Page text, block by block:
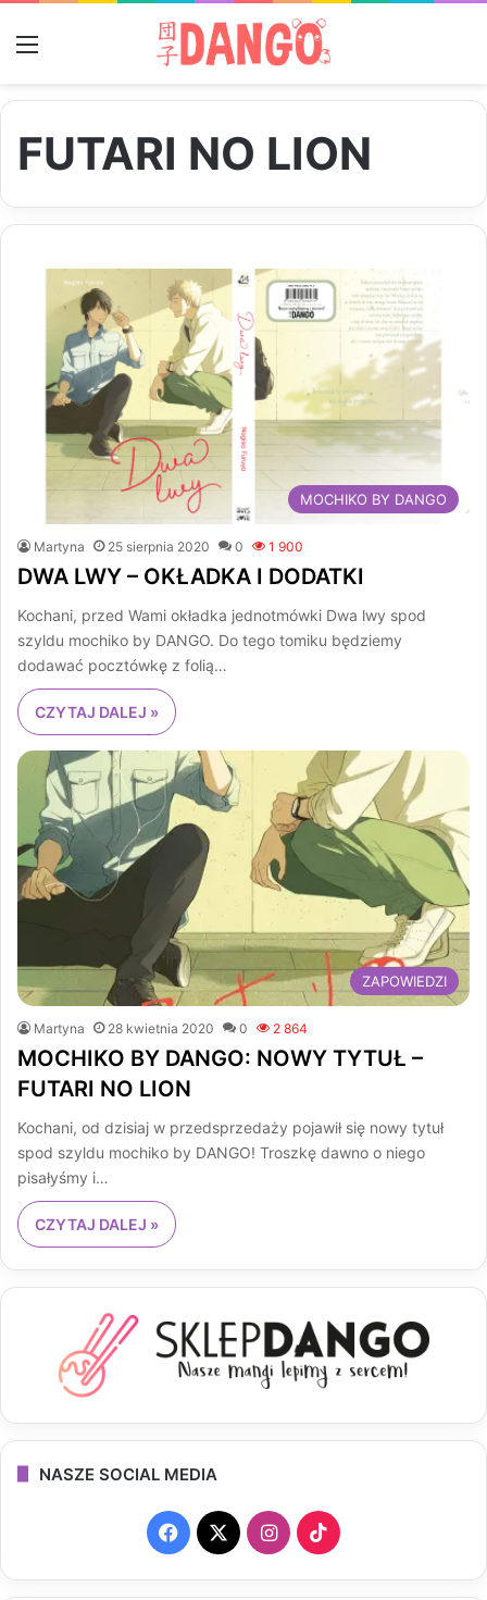
FUTARI NO LION
MOCHIKO BY DANGO
Martyna 25 sierpnia 2020 0 1 900
DWA LWY – OKŁADKA I DODATKI
Kochani, przed Wami okładka jednotmówki Dwa lwy spod
szyldu mochiko by DANGO. Do tego tomiku będziemy
dodawać pocztówkę z folią…
CZYTAJ DALEJ »
ZAPOWIEDZI
Martyna 28 kwietnia 2020 0 2 864
MOCHIKO BY DANGO: NOWY TYTUŁ –
FUTARI NO LION
Kochani, od dzisiaj w przedsprzedaży pojawił się nowy tytuł
spod szyldu mochiko by DANGO! Troszkę dawno o niego
pisałyśmy i…
CZYTAJ DALEJ »
NASZE SOCIAL MEDIA
F
a
X
I
n
T
i